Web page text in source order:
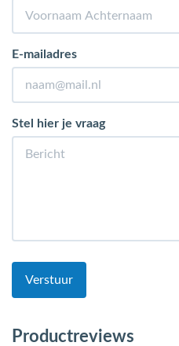
E-mailadres
Stel hier je vraag
Verstuur
Productreviews